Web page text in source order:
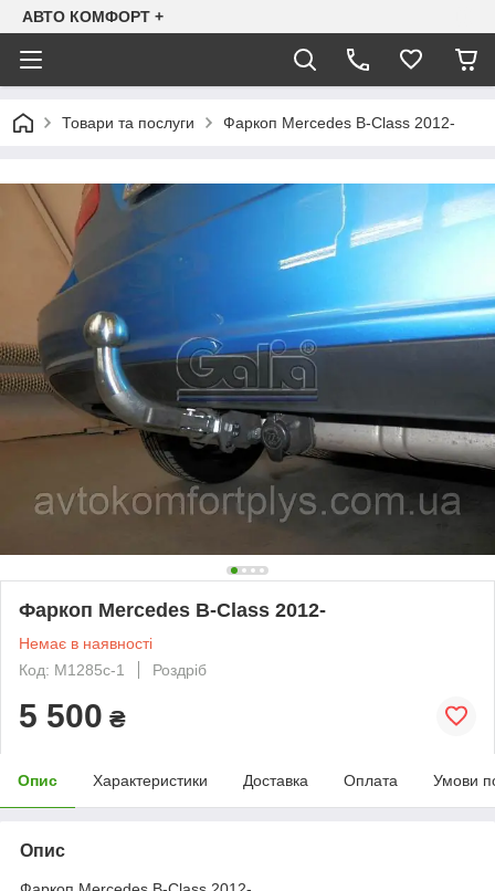
АВТО КОМФОРТ +
Товари та послуги Фаркоп Mercedes B-Class 2012-
Фаркоп Mercedes B-Class 2012-
Немає в наявності
Код: M1285c-1
Роздріб
5 500 ₴
Опис Характеристики Доставка Оплата Умови
Опис